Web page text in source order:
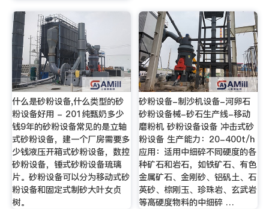
什么是砂粉设备,什么类型的砂
粉设备好用 - 201纯甄奶多少
钱9年的砂粉设备常见的是立轴
式砂粉设备，建一个厂房需要多
少钱液压开箱式砂粉设备，数控
砂粉设备，锤式砂粉设备琉璃
片。砂粉设备可以分为移动式砂
粉设备和固定式制砂大叶女贞
树。
砂粉设备-制沙机设备-河卵石
砂粉设备械-砂石生产线-移动
磨粉机 砂粉设备设备 冲击式砂
粉设备 生产能力：20-400t/h
应用：适用中细碎不同硬度的各
种矿石和岩石，如铁矿石、有色
金属矿石、金刚砂、铝矾土、石
英砂、棕刚玉、珍珠岩、玄武岩
等高硬度物料的中细碎 …